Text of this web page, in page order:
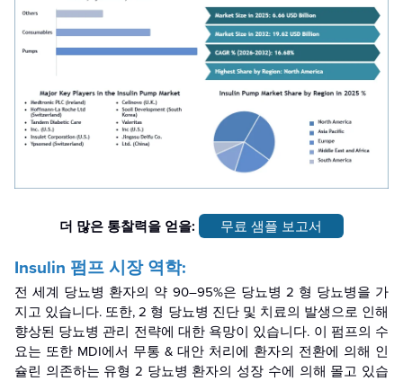
더 많은 통찰력을 얻을: 무료 샘플 보고서
Insulin 펌프 시장 역학:
전 세계 당뇨병 환자의 약 90–95%은 당뇨병 2 형 당뇨병을 가
지고 있습니다. 또한, 2 형 당뇨병 진단 및 치료의 발생으로 인해
향상된 당뇨병 관리 전략에 대한 욕망이 있습니다. 이 펌프의 수
요는 또한 MDI에서 무통 & 대안 처리에 환자의 전환에 의해 인
슐린 의존하는 유형 2 당뇨병 환자의 성장 수에 의해 몰고 있습